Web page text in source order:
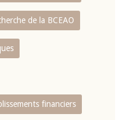
de la BCEAO
financiers